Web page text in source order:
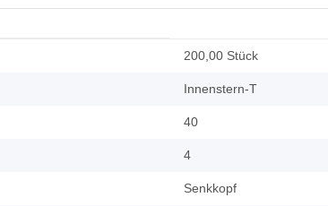
200,00 Stück
Innenstern-T
40
4
Senkkopf